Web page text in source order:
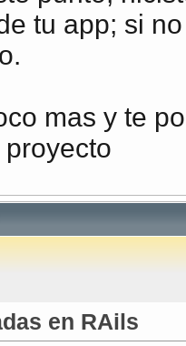
tu app; si
mas y te
en RAils